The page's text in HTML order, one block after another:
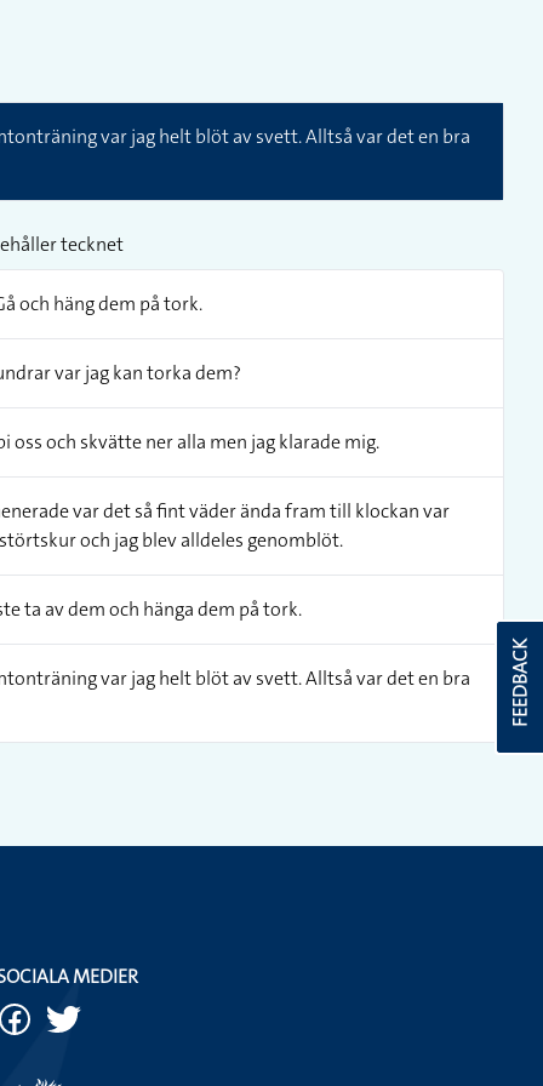
var jag helt blöt av svett. Alltså var det en bra
tecknet
och häng dem på tork.
var jag kan torka dem?
oss och skvätte ner alla men jag klarade mig.
var det så fint väder ända fram till klockan var
och jag blev alldeles genomblöt.
ta av dem och hänga dem på tork.
var jag helt blöt av svett. Alltså var det en bra
FEEDBACK
MEDIER